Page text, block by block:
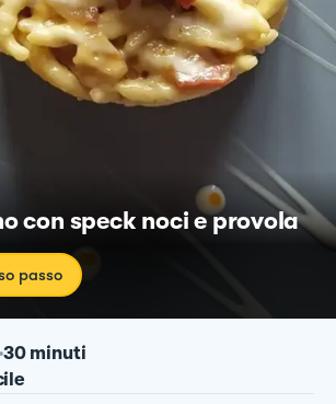
con speck noci e provola
passo
30 minuti